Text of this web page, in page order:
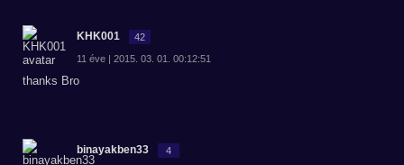
KHK001 42
11 éve | 2015. 03. 01. 00:12:51
thanks Bro
binayakben33 4